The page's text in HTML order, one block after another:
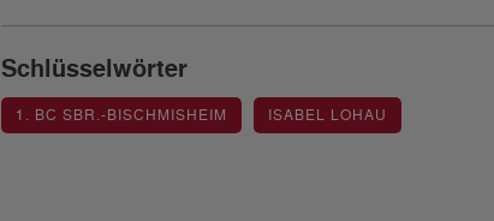
Schlüsselwörter
1. BC SBR.-BISCHMISHEIM ISABEL LOHAU